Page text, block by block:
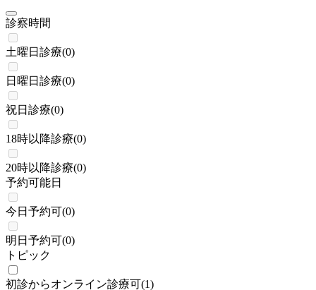
診察時間
土曜日診療(0)
日曜日診療(0)
祝日診療(0)
18時以降診療(0)
20時以降診療(0)
予約可能日
今日予約可(0)
明日予約可(0)
トピック
初診からオンライン診療可(1)